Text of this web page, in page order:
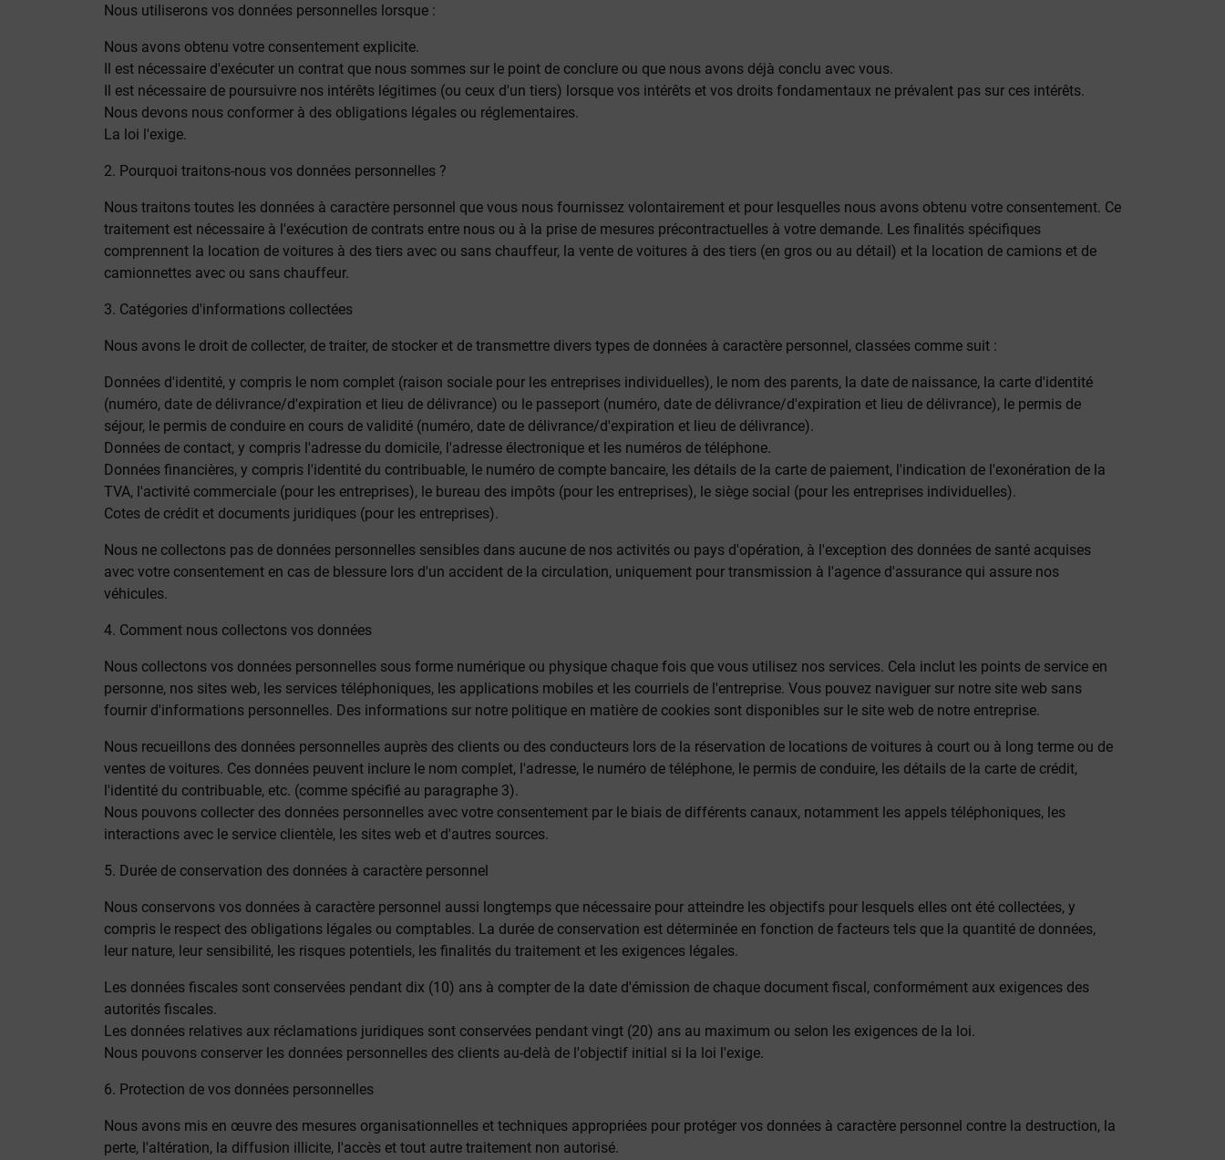
Nous utiliserons vos données personnelles lorsque :
Nous avons obtenu votre consentement explicite.
Il est nécessaire d'exécuter un contrat que nous sommes sur le point de conclure ou que nous avons déjà conclu avec vous.
Il est nécessaire de poursuivre nos intérêts légitimes (ou ceux d'un tiers) lorsque vos intérêts et vos droits fondamentaux ne prévalent pas sur ces intérêts.
Nous devons nous conformer à des obligations légales ou réglementaires.
La loi l'exige.
2. Pourquoi traitons-nous vos données personnelles ?
Nous traitons toutes les données à caractère personnel que vous nous fournissez volontairement et pour lesquelles nous avons obtenu votre consentement. Ce
traitement est nécessaire à l'exécution de contrats entre nous ou à la prise de mesures précontractuelles à votre demande. Les finalités spécifiques
comprennent la location de voitures à des tiers avec ou sans chauffeur, la vente de voitures à des tiers (en gros ou au détail) et la location de camions et de
camionnettes avec ou sans chauffeur.
3. Catégories d'informations collectées
Nous avons le droit de collecter, de traiter, de stocker et de transmettre divers types de données à caractère personnel, classées comme suit :
Données d'identité, y compris le nom complet (raison sociale pour les entreprises individuelles), le nom des parents, la date de naissance, la carte d'identité
(numéro, date de délivrance/d'expiration et lieu de délivrance) ou le passeport (numéro, date de délivrance/d'expiration et lieu de délivrance), le permis de
séjour, le permis de conduire en cours de validité (numéro, date de délivrance/d'expiration et lieu de délivrance).
Données de contact, y compris l'adresse du domicile, l'adresse électronique et les numéros de téléphone.
Données financières, y compris l'identité du contribuable, le numéro de compte bancaire, les détails de la carte de paiement, l'indication de l'exonération de la
TVA, l'activité commerciale (pour les entreprises), le bureau des impôts (pour les entreprises), le siège social (pour les entreprises individuelles).
Cotes de crédit et documents juridiques (pour les entreprises).
Nous ne collectons pas de données personnelles sensibles dans aucune de nos activités ou pays d'opération, à l'exception des données de santé acquises
avec votre consentement en cas de blessure lors d'un accident de la circulation, uniquement pour transmission à l'agence d'assurance qui assure nos
véhicules.
4. Comment nous collectons vos données
Nous collectons vos données personnelles sous forme numérique ou physique chaque fois que vous utilisez nos services. Cela inclut les points de service en
personne, nos sites web, les services téléphoniques, les applications mobiles et les courriels de l'entreprise. Vous pouvez naviguer sur notre site web sans
fournir d'informations personnelles. Des informations sur notre politique en matière de cookies sont disponibles sur le site web de notre entreprise.
Nous recueillons des données personnelles auprès des clients ou des conducteurs lors de la réservation de locations de voitures à court ou à long terme ou de
ventes de voitures. Ces données peuvent inclure le nom complet, l'adresse, le numéro de téléphone, le permis de conduire, les détails de la carte de crédit,
l'identité du contribuable, etc. (comme spécifié au paragraphe 3).
Nous pouvons collecter des données personnelles avec votre consentement par le biais de différents canaux, notamment les appels téléphoniques, les
interactions avec le service clientèle, les sites web et d'autres sources.
5. Durée de conservation des données à caractère personnel
Nous conservons vos données à caractère personnel aussi longtemps que nécessaire pour atteindre les objectifs pour lesquels elles ont été collectées, y
compris le respect des obligations légales ou comptables. La durée de conservation est déterminée en fonction de facteurs tels que la quantité de données,
leur nature, leur sensibilité, les risques potentiels, les finalités du traitement et les exigences légales.
Les données fiscales sont conservées pendant dix (10) ans à compter de la date d'émission de chaque document fiscal, conformément aux exigences des
autorités fiscales.
Les données relatives aux réclamations juridiques sont conservées pendant vingt (20) ans au maximum ou selon les exigences de la loi.
Nous pouvons conserver les données personnelles des clients au-delà de l'objectif initial si la loi l'exige.
6. Protection de vos données personnelles
Nous avons mis en œuvre des mesures organisationnelles et techniques appropriées pour protéger vos données à caractère personnel contre la destruction, la
perte, l'altération, la diffusion illicite, l'accès et tout autre traitement non autorisé.